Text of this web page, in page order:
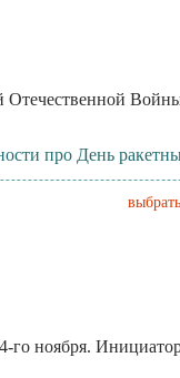
про День
го ноября.